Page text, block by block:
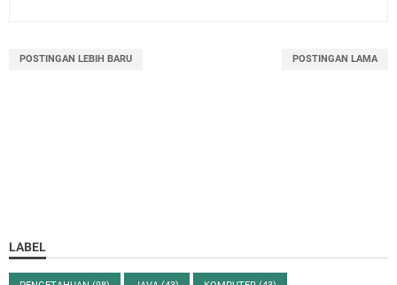
POSTINGAN LEBIH BARU POSTINGAN LAMA
LABEL